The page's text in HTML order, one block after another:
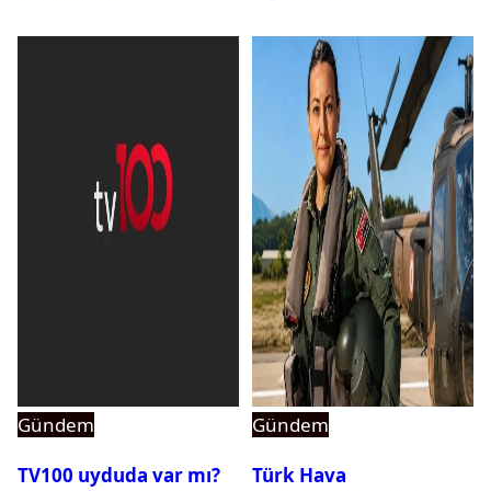
Gündem
TV100 uyduda var mı?
Gündem
Türk Hava